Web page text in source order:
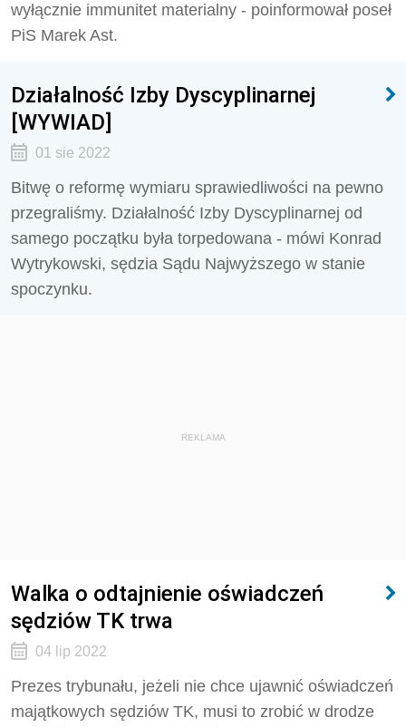
wyłącznie immunitet materialny - poinformował poseł
PiS Marek Ast.
Działalność Izby Dyscyplinarnej
[WYWIAD]
01 sie 2022
Bitwę o reformę wymiaru sprawiedliwości na pewno
przegraliśmy. Działalność Izby Dyscyplinarnej od
samego początku była torpedowana - mówi Konrad
Wytrykowski, sędzia Sądu Najwyższego w stanie
spoczynku.
REKLAMA
Walka o odtajnienie oświadczeń
sędziów TK trwa
04 lip 2022
Prezes trybunału, jeżeli nie chce ujawnić oświadczeń
majątkowych sędziów TK, musi to zrobić w drodze